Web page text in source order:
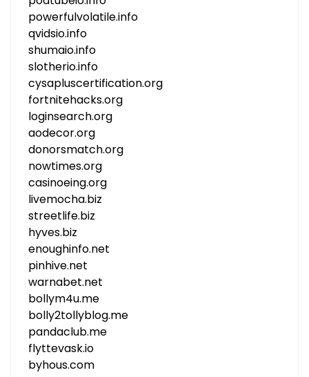
powerfulvolatile.info
qvidsio.info
shumaio.info
slotherio.info
cysapluscertification.org
fortnitehacks.org
loginsearch.org
aodecor.org
donorsmatch.org
nowtimes.org
casinoeing.org
livemocha.biz
streetlife.biz
hyves.biz
enoughinfo.net
pinhive.net
warnabet.net
bollym4u.me
bolly2tollyblog.me
pandaclub.me
flyttevask.io
byhous.com